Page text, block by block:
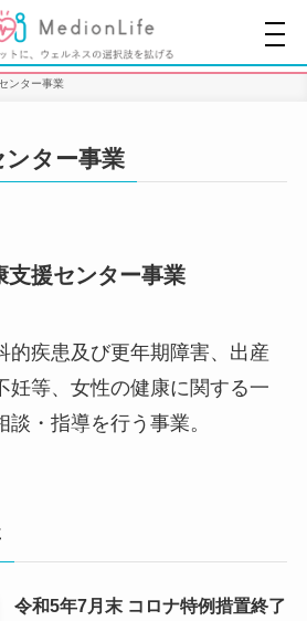
ンター事業
ンター事業
支援センター事業
的疾患及び更年期障害、出産
妊等、女性の健康に関する一
・指導を行う事業。
令和5年7月末 コロナ特例措置終了